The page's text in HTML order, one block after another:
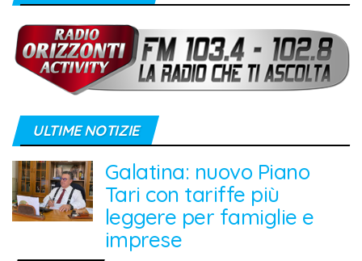
ULTIME NOTIZIE
Galatina: nuovo Piano
Tari con tariffe più
leggere per famiglie e
imprese